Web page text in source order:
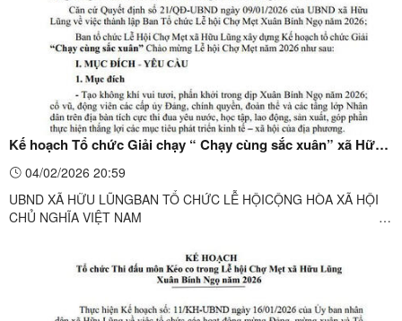
Kế hoạch Tổ chức Giải chạy “ Chạy cùng sắc xuân” xã Hữu
Lũng Xuân Bính Ngọ năm 2026
04/02/2026 20:59
UBND XÃ HỮU LŨNGBAN TỔ CHỨC LỄ HỘICỘNG HÒA XÃ HỘI
CHỦ NGHĨA VIỆT NAM
Lũng, ngày 03 tháng 02 năm 2026 KẾ HOẠCHTổ chức Giải
chạy “ Chạy cùng sắc ...